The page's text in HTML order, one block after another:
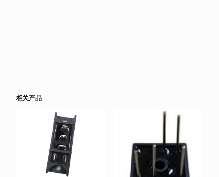
相关产品